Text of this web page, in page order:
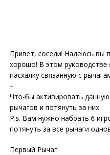
Привет, соседи! Надеюсь вы
хорошо! В этом руководстве
пасхалку связанную с
–
Что-бы активировать
рычагов и потянуть за них.
P.s. Вам нужно набрать 6
потянуть за все рычаги
Первый Рычаг